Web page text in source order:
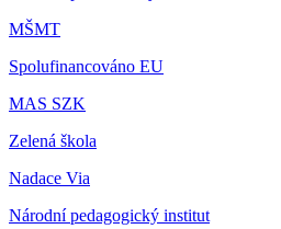
MŠMT
Spolufinancováno EU
MAS SZK
Zelená škola
Nadace Via
Národní pedagogický institut